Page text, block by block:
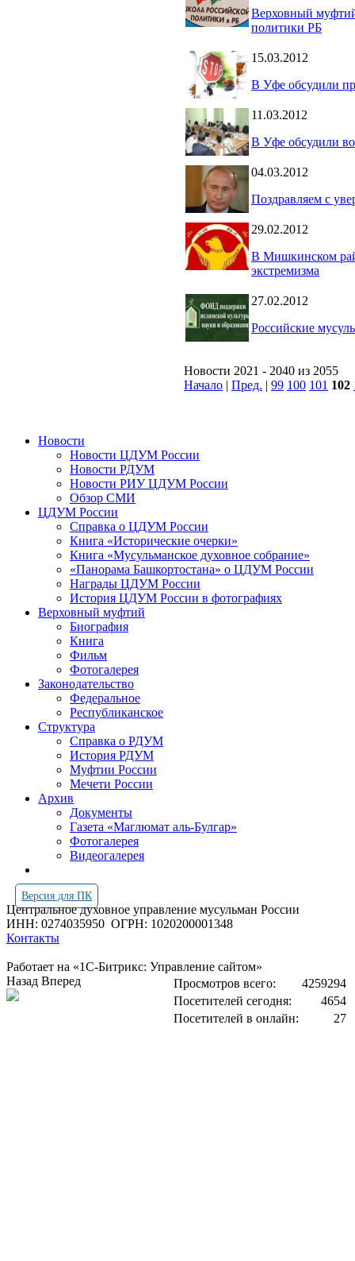
Верховный
политики РБ
15.03.2012
В Уфе обсудили
11.03.2012
В Уфе обсудили
04.03.2012
Поздравляем с
29.02.2012
В Мишкинском
экстремизма
27.02.2012
Российские
Новости 2021 - 2040 из 2055
Начало | Пред. | 99 100 101 102
Новости
Новости ЦДУМ России
Новости РДУМ
Новости РИУ ЦДУМ России
Обзор СМИ
ЦДУМ России
Справка о ЦДУМ России
Книга «Исторические очерки»
Книга «Мусульманское духовное собрание»
«Панорама Башкортостана» о ЦДУМ России
Награды ЦДУМ России
История ЦДУМ России в фотографиях
Верховный муфтий
Биография
Книга
Фильм
Фотогалерея
Законодательство
Федеральное
Республиканское
Структура
Справка о РДУМ
История РДУМ
Муфтии России
Мечети России
Архив
Документы
Газета «Маглюмат аль-Булгар»
Фотогалерея
Видеогалерея
Версия для ПК
Центральное духовное управление мусульман России
ИНН: 0274035950 ОГРН: 1020200001348
Контакты
Работает на «1С-Битрикс: Управление сайтом»
Просмотров всего:
4259294
Посетителей сегодня:
4654
Посетителей в онлайн:
27
Назад Вперед